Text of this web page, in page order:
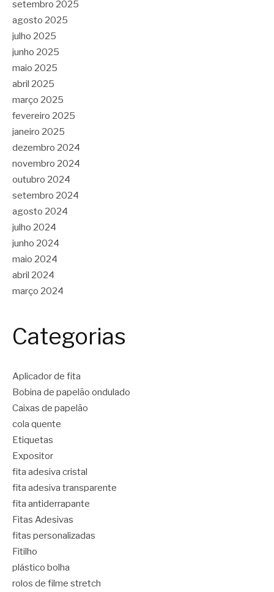
setembro 2025
agosto 2025
julho 2025
junho 2025
maio 2025
abril 2025
março 2025
fevereiro 2025
janeiro 2025
dezembro 2024
novembro 2024
outubro 2024
setembro 2024
agosto 2024
julho 2024
junho 2024
maio 2024
abril 2024
março 2024
Categorias
Aplicador de fita
Bobina de papelão ondulado
Caixas de papelão
cola quente
Etiquetas
Expositor
fita adesiva cristal
fita adesiva transparente
fita antiderrapante
Fitas Adesivas
fitas personalizadas
Fitilho
plástico bolha
rolos de filme stretch